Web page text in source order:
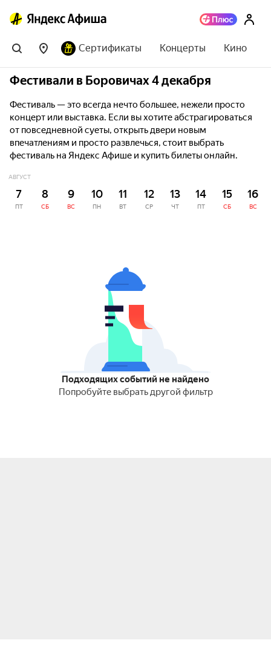
Сертификаты Концерты Кино
Фестивали в Боровичах 4 декабря
Фестиваль — это всегда нечто большее, нежели просто
концерт или выставка. Если вы хотите абстрагироваться
от повседневной суеты, открыть двери новым
впечатлениям и просто развлечься, стоит выбрать
фестиваль на Яндекс Афише и купить билеты онлайн.
АВГУСТ
7
ПТ
8
СБ
9
ВС
10
ПН
11
ВТ
12
СР
13
ЧТ
14
ПТ
15
СБ
16
ВС
Подходящих событий не найдено
Попробуйте выбрать другой фильтр